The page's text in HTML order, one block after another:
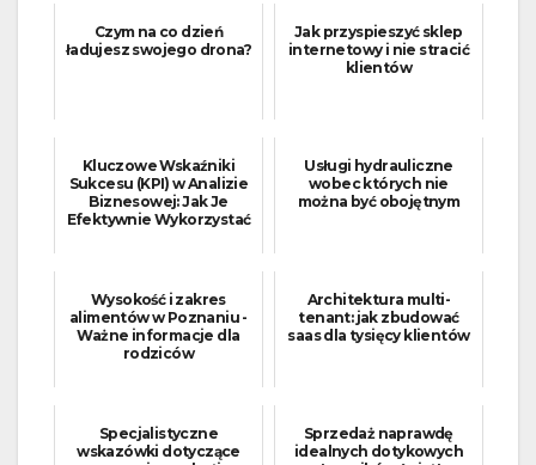
Czym na co dzień
ładujesz swojego drona?
Jak przyspieszyć sklep
internetowy i nie stracić
klientów
Kluczowe Wskaźniki
Sukcesu (KPI) w Analizie
Biznesowej: Jak Je
Efektywnie Wykorzystać
Usługi hydrauliczne
wobec których nie
można być obojętnym
Wysokość i zakres
alimentów w Poznaniu -
Ważne informacje dla
rodziców
Architektura multi-
tenant: jak zbudować
saas dla tysięcy klientów
Specjalistyczne
wskazówki dotyczące
Sprzedaż naprawdę
idealnych dotykowych